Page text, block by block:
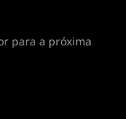
para a próxima